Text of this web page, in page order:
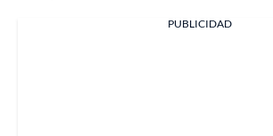
PUBLICIDAD